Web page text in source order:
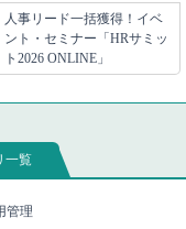
人事リード一括獲得！イベ
ント・セミナー「HRサミッ
ト2026 ONLINE」
一覧
管理